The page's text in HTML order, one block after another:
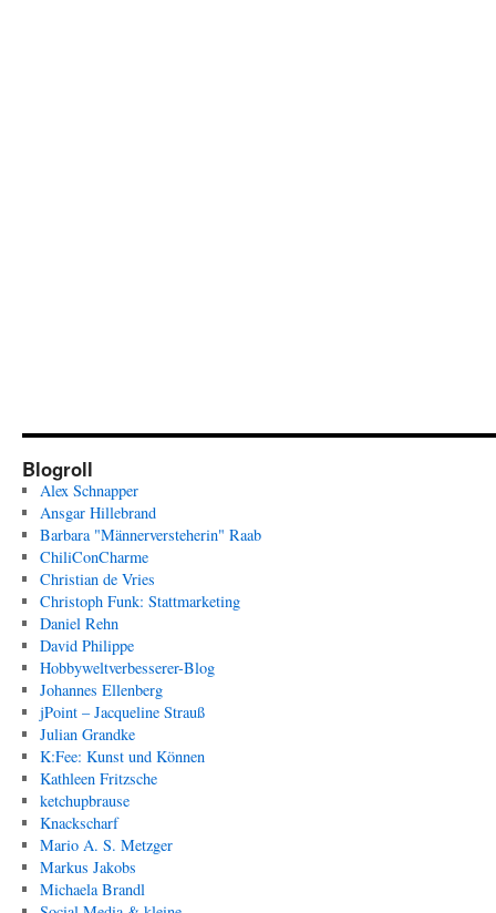
Blogroll
Alex Schnapper
Ansgar Hillebrand
Barbara "Männerversteherin" Raab
ChiliConCharme
Christian de Vries
Christoph Funk: Stattmarketing
Daniel Rehn
David Philippe
Hobbyweltverbesserer-Blog
Johannes Ellenberg
jPoint – Jacqueline Strauß
Julian Grandke
K:Fee: Kunst und Können
Kathleen Fritzsche
ketchupbrause
Knackscharf
Mario A. S. Metzger
Markus Jakobs
Michaela Brandl